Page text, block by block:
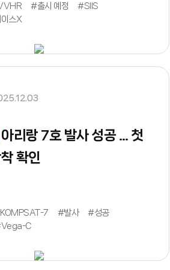
#출시 예정
#SIIS
스X
확인
7 #발사
#성공
C